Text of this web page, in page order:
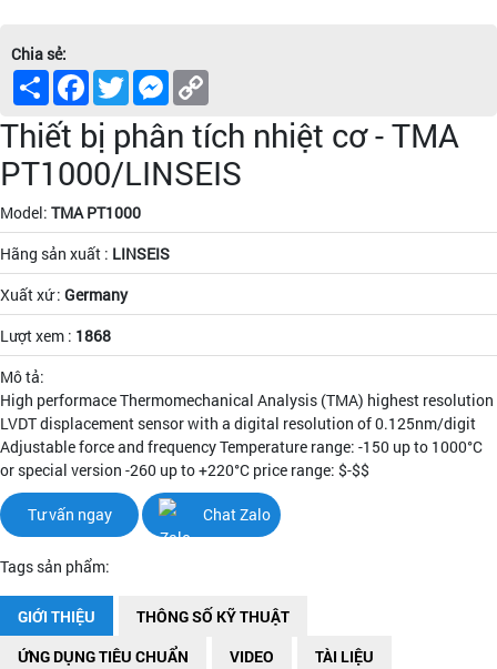
Chia sẻ:
Share Facebook
TwitterMessenger
Thiết bị phân tích nhiệt cơ - TMA
PT1000/LINSEIS
Model: TMA PT1000
Hãng sản xuất : LINSEIS
Xuất xứ : Germany
Lượt xem : 1868
Mô tả:
High performace Thermomechanical Analysis (TMA) highest resolution
LVDT displacement sensor with a digital resolution of 0.125nm/digit
Adjustable force and frequency Temperature range: -150 up to 1000°C
or special version -260 up to +220°C price range: $-$$
Tư vấn ngay Chat Zalo
Tags sản phẩm:
GIỚI THIỆU
THÔNG SỐ KỸ THUẬT
ỨNG DỤNG TIÊU CHUẨN
VIDEO TÀI LIỆU